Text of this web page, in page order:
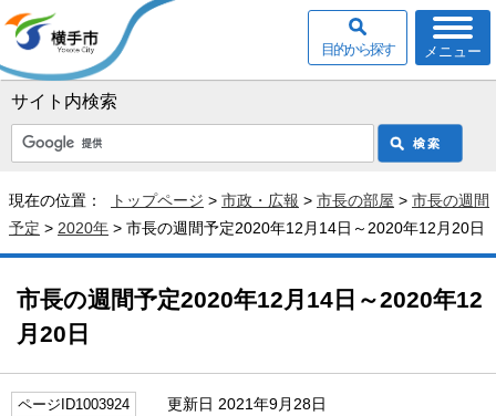
サイト内検索
メニュー
目的から探す
現在の位置： トップページ > 市政・広報 > 市長の部屋 > 市長の週間
予定 > 2020年 > 市長の週間予定2020年12月14日～2020年12月20日
市長の週間予定2020年12月14日～2020年12
月20日
ページID1003924 更新日 2021年9月28日